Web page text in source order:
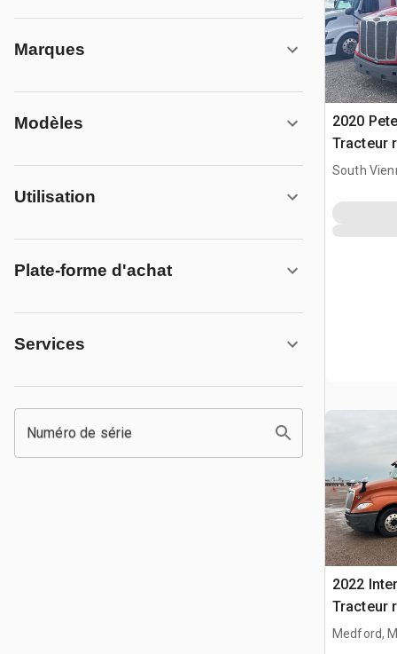
Marques
Modèles
Utilisation
Plate-forme d'achat
Services
Numéro de série
2020
Tracteur
South
2022
Tracteur
Medford,